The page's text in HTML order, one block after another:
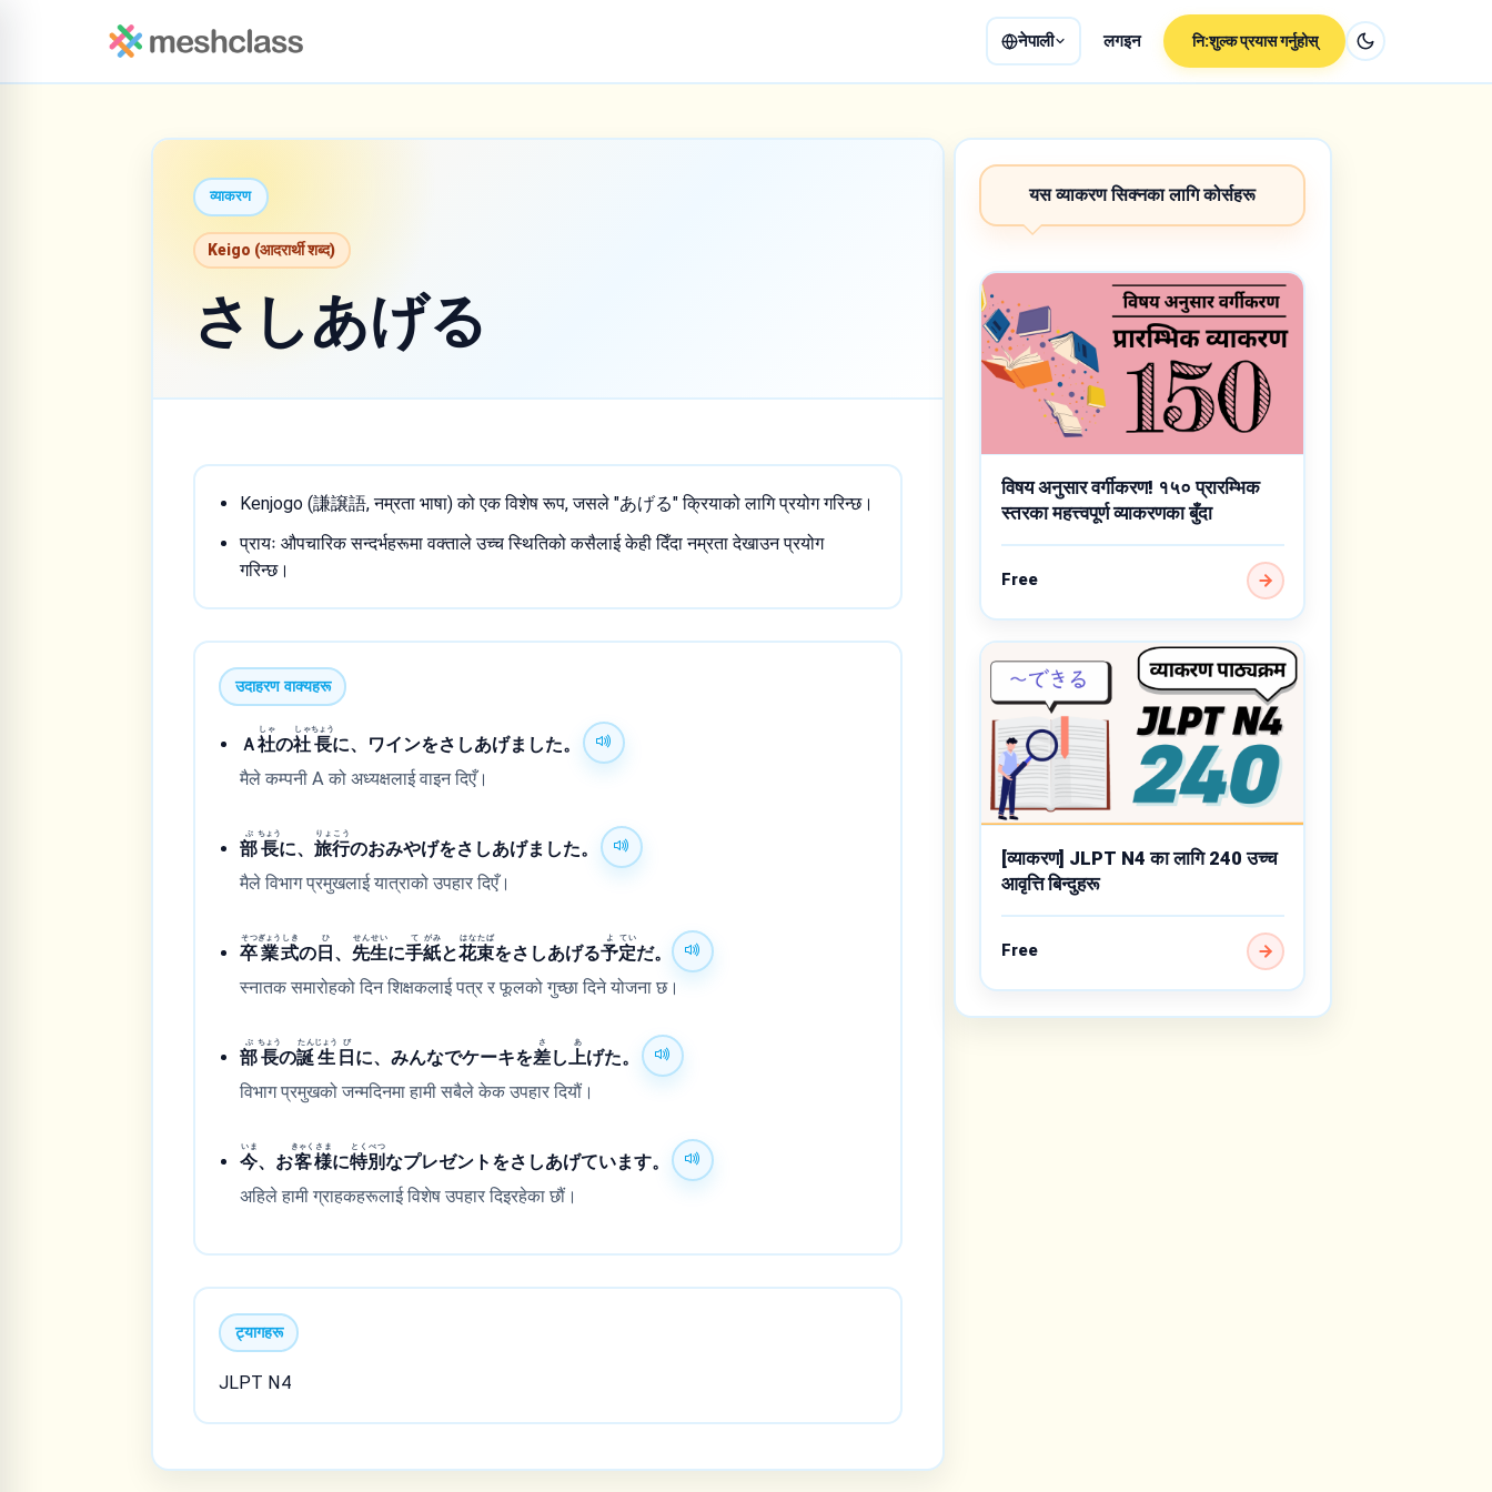
नेपाली लगइन नि:शुल्क प्रयास गर्नुहोस्
व्याकरण
Keigo (आदरार्थी शब्द)
さしあげる
Kenjogo (謙譲語, नम्रता भाषा) को एक विशेष रूप, जसले "あげる" क्रियाको लागि प्रयोग गरिन्छ।
प्रायः औपचारिक सन्दर्भहरूमा वक्ताले उच्च स्थितिको कसैलाई केही दिँदा नम्रता देखाउन प्रयोग
गरिन्छ।
उदाहरण वाक्यहरू
Ａ社
しゃ
の社
しゃ
長
ちょう
に、ワインをさしあげました。
मैले कम्पनी A को अध्यक्षलाई वाइन दिएँ।
部
ぶ
長
ちょう
に、旅
りょ
行
こう
のおみやげをさしあげました。
मैले विभाग प्रमुखलाई यात्राको उपहार दिएँ।
卒
そつ
業
ぎょう
式
しき
の日
ひ
、 先
せん
生
せい
に手
て
紙
がみ
と花
はな
束
たば
をさしあげる予
よ
定
てい
だ。
स्नातक समारोहको दिन शिक्षकलाई पत्र र फूलको गुच्छा दिने योजना छ।
部
ぶ
長
ちょう
の誕
たん
生
じょう
日
び
に、みんなでケーキを差
さ
し上
あ
げた。
विभाग प्रमुखको जन्मदिनमा हामी सबैले केक उपहार दियौं।
今
いま
、お客
きゃく
様
さま
に特
とく
別
べつ
なプレゼントをさしあげています。
अहिले हामी ग्राहकहरूलाई विशेष उपहार दिइरहेका छौं।
ट्यागहरू
JLPT N4
यस व्याकरण सिक्नका लागि कोर्सहरू
विषय अनुसार वर्गीकरण! १५० प्रारम्भिक
स्तरका महत्त्वपूर्ण व्याकरणका बुँदा
Free
[व्याकरण] JLPT N4 का लागि 240 उच्च
आवृत्ति बिन्दुहरू
Free